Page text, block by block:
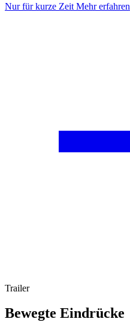
Nur für kurze Zeit Mehr erfahren
Trailer
Bewegte Eindrücke